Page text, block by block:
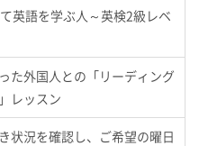
英語を学ぶ人～英検2級レベ
た外国人との「リーディング
レッスン
状況を確認し、ご希望の曜日